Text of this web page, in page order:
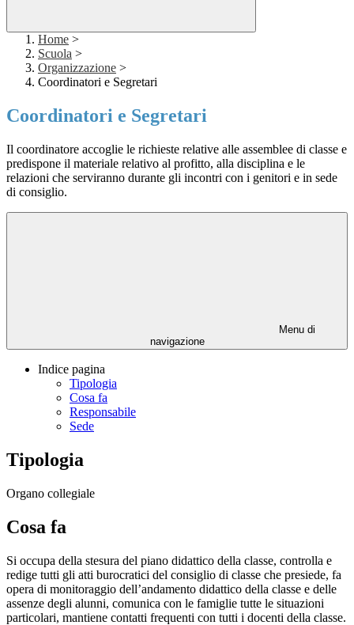
Home >
Scuola >
Organizzazione >
Coordinatori e Segretari
Coordinatori e Segretari
Il coordinatore accoglie le richieste relative alle assemblee di classe e
predispone il materiale relativo al profitto, alla disciplina e le
relazioni che serviranno durante gli incontri con i genitori e in sede
di consiglio.
Menu di
navigazione
Indice pagina
Tipologia
Cosa fa
Responsabile
Sede
Tipologia
Organo collegiale
Cosa fa
Si occupa della stesura del piano didattico della classe, controlla e
redige tutti gli atti burocratici del consiglio di classe che presiede, fa
opera di monitoraggio dell’andamento didattico della classe e delle
assenze degli alunni, comunica con le famiglie tutte le situazioni
particolari, mantiene contatti frequenti con tutti i docenti della classe.